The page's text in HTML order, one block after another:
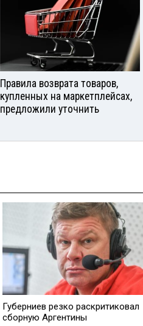
Правила возврата товаров,
купленных на маркетплейсах,
предложили уточнить
Губерниев резко раскритиковал
сборную Аргентины